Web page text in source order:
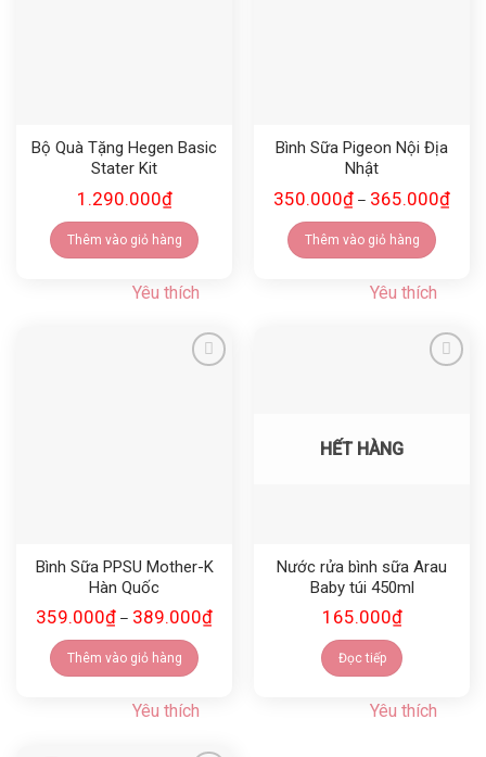
Bộ Quà Tặng Hegen Basic
Stater Kit
1.290.000₫
Thêm vào giỏ hàng
Yêu thích
Bình Sữa Pigeon Nội Địa
Nhật
350.000₫ – 365.000₫
Thêm vào giỏ hàng
Yêu thích
Bình Sữa PPSU Mother-K
Hàn Quốc
359.000₫ – 389.000₫
Thêm vào giỏ hàng
Yêu thích
HẾT HÀNG
Nước rửa bình sữa Arau
Baby túi 450ml
165.000₫
Đọc tiếp
Yêu thích